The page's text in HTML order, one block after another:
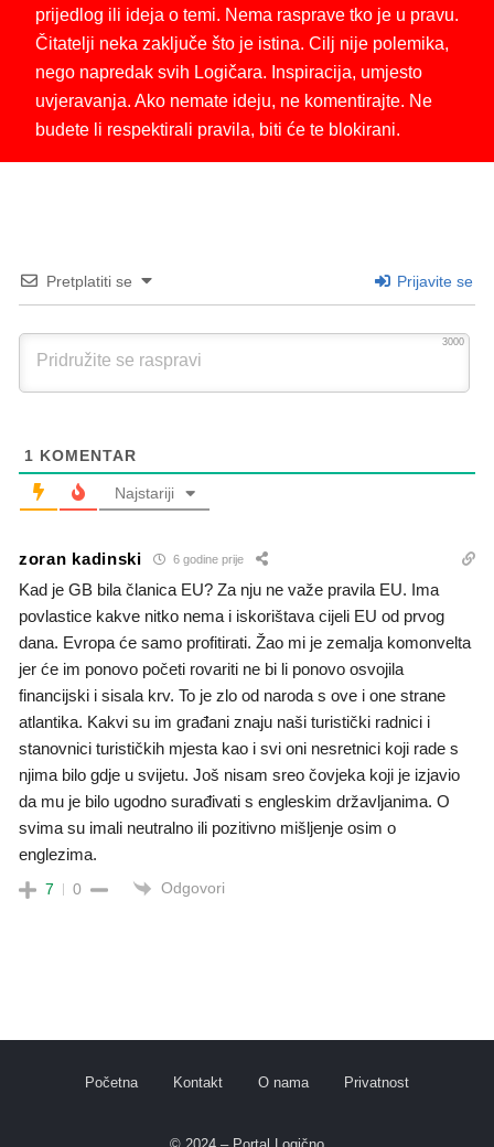
prijedlog ili ideja o temi. Nema rasprave tko je u pravu.
Čitatelji neka zaključe što je istina. Cilj nije polemika,
nego napredak svih Logičara. Inspiracija, umjesto
uvjeravanja. Ako nemate ideju, ne komentirajte. Ne
budete li respektirali pravila, biti će te blokirani.
Pretplatiti se Prijavite se
3000
1 KOMENTAR
Najstariji
zoran kadinski 6 godine prije
Kad je GB bila članica EU? Za nju ne važe pravila EU. Ima
povlastice kakve nitko nema i iskorištava cijeli EU od prvog
dana. Evropa će samo profitirati. Žao mi je zemalja komonvelta
jer će im ponovo početi rovariti ne bi li ponovo osvojila
financijski i sisala krv. To je zlo od naroda s ove i one strane
atlantika. Kakvi su im građani znaju naši turistički radnici i
stanovnici turističkih mjesta kao i svi oni nesretnici koji rade s
njima bilo gdje u svijetu. Još nisam sreo čovjeka koji je izjavio
da mu je bilo ugodno surađivati s engleskim državljanima. O
svima su imali neutralno ili pozitivno mišljenje osim o
englezima.
7 0 Odgovori
Početna Kontakt O nama Privatnost